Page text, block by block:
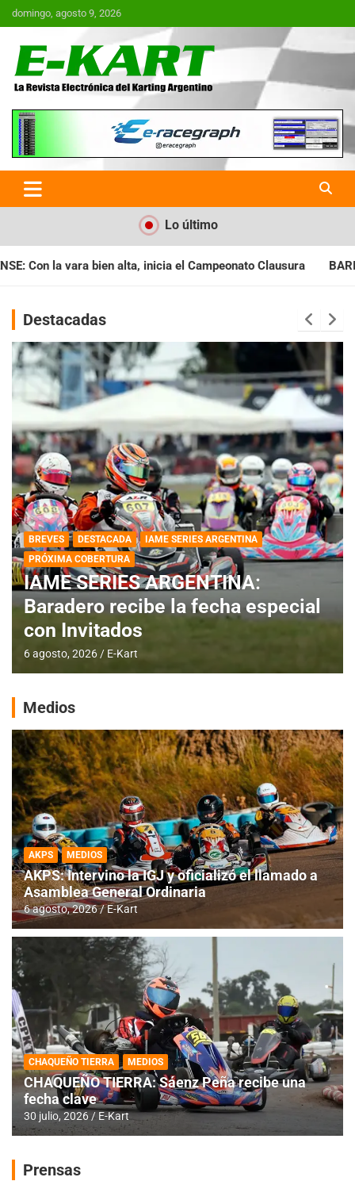
Saltar
al
domingo, agosto 9, 2026
E-Kart.com.ar | La Revista
Electrónica del Karting en
Argentina
Lo último
el Campeonato Clausura BARILOCHENSE: Preparan una
Destacadas
BREVES DESTACADA
IAME SERIES ARGENTINA
PRÓXIMA COBERTURA
IAME SERIES ARGENTINA:
Baradero recibe la fecha especial
con Invitados
6 agosto, 2026 E-Kart
Medios
AKPS MEDIOS
AKPS: Intervino la IGJ y oficializó el llamado a
Asamblea General Ordinaria
6 agosto, 2026 E-Kart
CHAQUEÑO TIERRA MEDIOS
CHAQUEÑO TIERRA: Sáenz Peña recibe una
fecha clave
30 julio, 2026 E-Kart
Prensas